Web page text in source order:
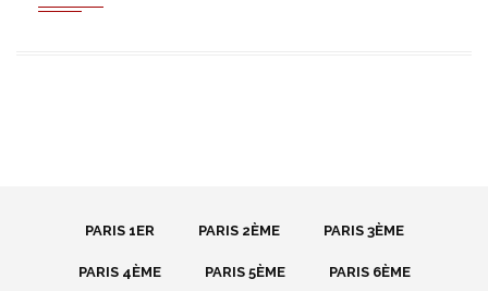
PARIS 1ER PARIS 2ÈME PARIS 3ÈME
PARIS 4ÈME PARIS 5ÈME PARIS 6ÈME